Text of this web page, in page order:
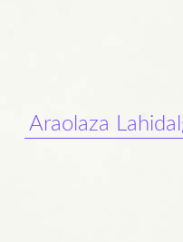
Araolaza